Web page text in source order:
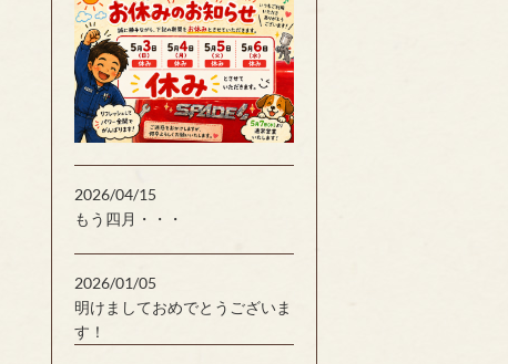
2026/04/15
もう四月・・・
2026/01/05
明けましておめでとうございま
す！